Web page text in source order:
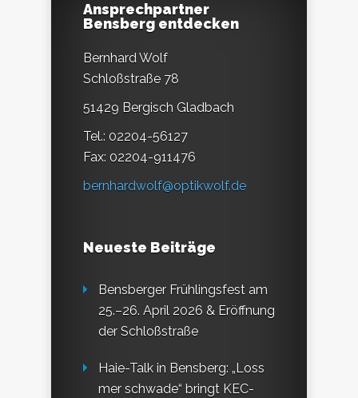
Ansprechpartner
Bensberg entdecken
Bernhard Wolf
Schloßstraße 78
51429 Bergisch Gladbach
Tel.: 02204-56127
Fax: 02204-911476
bernhardwolf@optikwolf.de
Neueste Beiträge
Bensberger Frühlingsfest am
25.–26. April 2026 & Eröffnung
der Schloßstraße
Haie-Talk in Bensberg: „Loss
mer schwade“ bringt KEC-